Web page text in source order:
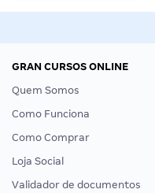
GRAN CURSOS ONLINE
Quem Somos
Como Funciona
Como Comprar
Loja Social
Validador de documentos